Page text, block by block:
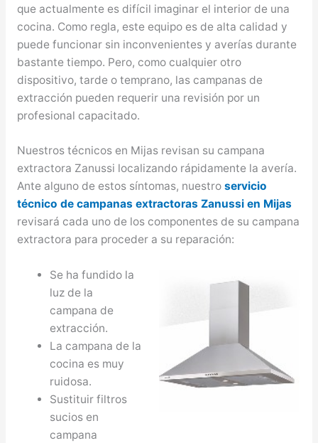
que actualmente es difícil imaginar el interior de una
cocina. Como regla, este equipo es de alta calidad y
puede funcionar sin inconvenientes y averías durante
bastante tiempo. Pero, como cualquier otro
dispositivo, tarde o temprano, las campanas de
extracción pueden requerir una revisión por un
profesional capacitado.
Nuestros técnicos en Mijas revisan su campana
extractora Zanussi localizando rápidamente la avería.
Ante alguno de estos síntomas, nuestro servicio
técnico de campanas extractoras Zanussi en Mijas
revisará cada uno de los componentes de su campana
extractora para proceder a su reparación:
Se ha fundido la
luz de la
campana de
extracción.
La campana de la
cocina es muy
ruidosa.
Sustituir filtros
sucios en
campana